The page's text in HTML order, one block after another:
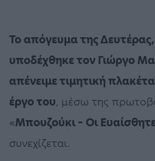
Το απόγευμα της
υποδέχθηκε τον Γιώργο
απένειμε τιμητική
έργο του, μέσω της
«Μπουζούκι – Οι
συνεχίζεται.